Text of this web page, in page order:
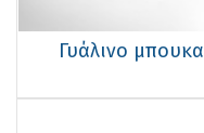
Γυάλινο